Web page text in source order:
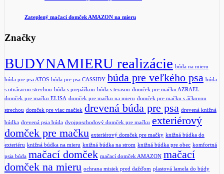
Zateplený mačací domček AMAZON na mieru
Značky
BUDYNAMIERU realizácie búda na mieru
búda pre psa ATOS búda pre psa CASSIDY búda pre veľkého psa búda
s otváracou strechou búda s prepážkou búda s terasou domček pre mačku AZRAEL
domček pre mačku ELISA domček pre mačku na mieru domček pre mačku s áčkovou
strechou domček pre viac mačiek drevená búda pre psa drevená knižná
búdka drevená psia búda dvojposchodový domček pre mačku exteriérový
domček pre mačku exteriérový domček pre mačky knižná búdka do
exteriéru knižná búdka na mieru knižná búdka na strom knižná búdka pre obec komfortná
psia búda mačací domček mačací domček AMAZON mačací
domček na mieru ochrana misiek pred dažďom plastová lamela do búdy